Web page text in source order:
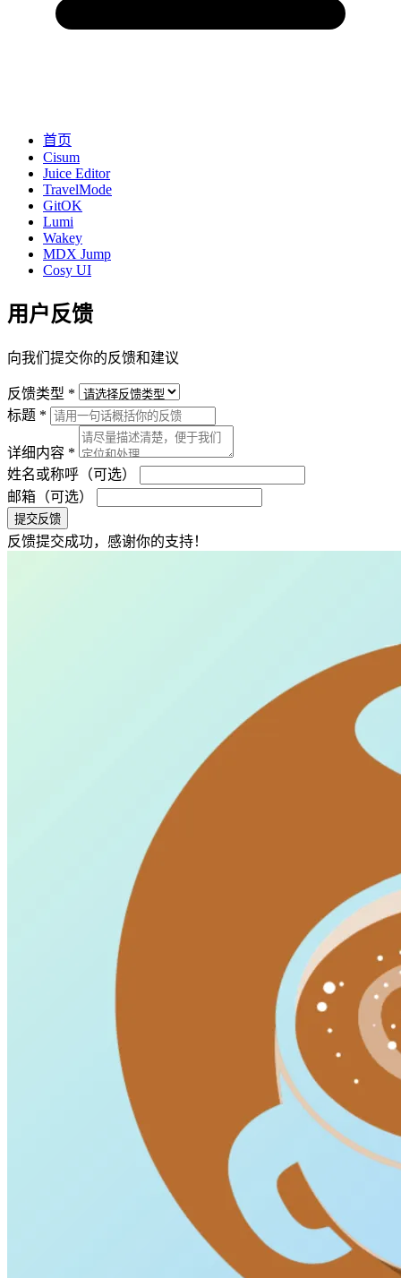
首页
Cisum
Juice Editor
TravelMode
GitOK
Lumi
Wakey
MDX Jump
Cosy UI
用户反馈
向我们提交你的反馈和建议
反馈类型 *
标题 *
详细内容 *
姓名或称呼（可选）
邮箱（可选）
提交反馈
反馈提交成功，感谢你的支持！